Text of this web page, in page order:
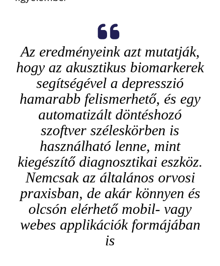
Az eredményeink azt mutatják,
hogy az akusztikus biomarkerek
segítségével a depresszió
hamarabb felismerhető, és egy
automatizált döntéshozó
szoftver széleskörben is
használható lenne, mint
kiegészítő diagnosztikai eszköz.
Nemcsak az általános orvosi
praxisban, de akár könnyen és
olcsón elérhető mobil- vagy
webes applikációk formájában
is